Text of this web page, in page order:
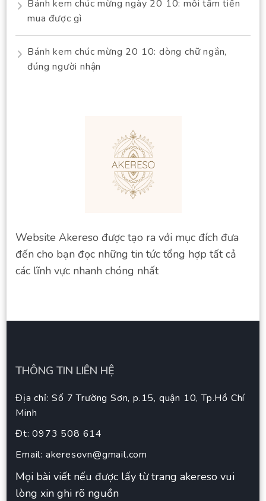
Bánh kem chúc mừng ngày 20 10: mỗi tầm tiền
mua được gì
Bánh kem chúc mừng 20 10: dòng chữ ngắn,
đúng người nhận
Website Akereso được tạo ra với mục đích đưa
đến cho bạn đọc những tin tức tổng hợp tất cả
các lĩnh vực nhanh chóng nhất
THÔNG TIN LIÊN HỆ
Địa chỉ: Số 7 Trường Sơn, p.15, quận 10, Tp.Hồ Chí
Minh
Đt: 0973 508 614
Email: akeresovn@gmail.com
Mọi bài viết nếu được lấy từ trang akereso vui
lòng xin ghi rõ nguồn